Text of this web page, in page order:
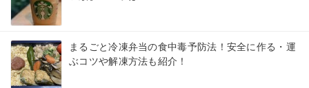
まるごと冷凍弁当の食中毒予防法！安全に作る・運
ぶコツや解凍方法も紹介！